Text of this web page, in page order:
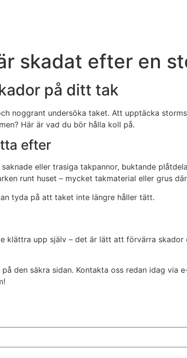
skadat efter en
på ditt tak
noggrant undersöka taket. Att upptäcka
Här är vad du bör hålla koll på.
efter
eller trasiga takpannor, buktande
runt huset – mycket takmaterial eller grus
tyda på att taket inte längre håller tätt.
klättra upp själv – det är lätt att förvärra
den säkra sidan. Kontakta oss redan idag